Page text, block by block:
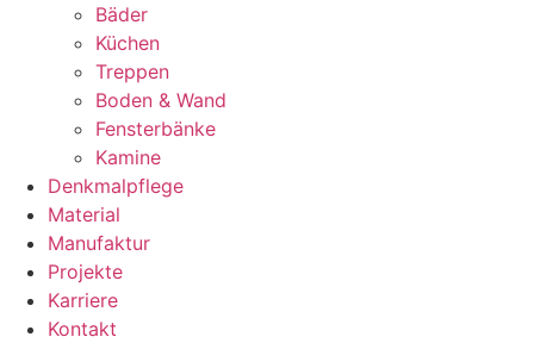
Bäder
Küchen
Treppen
Boden & Wand
Fensterbänke
Kamine
Denkmalpflege
Material
Manufaktur
Projekte
Karriere
Kontakt